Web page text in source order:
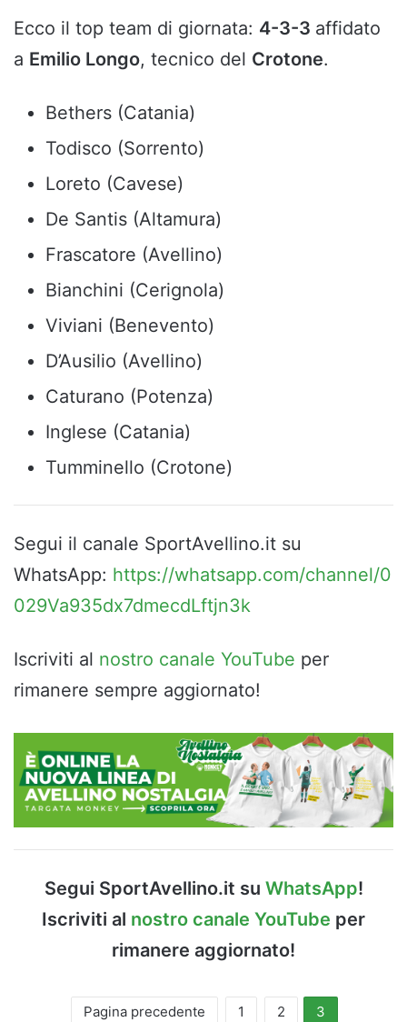
Ecco il top team di giornata: 4-3-3 affidato
a Emilio Longo, tecnico del Crotone.
Bethers (Catania)
Todisco (Sorrento)
Loreto (Cavese)
De Santis (Altamura)
Frascatore (Avellino)
Bianchini (Cerignola)
Viviani (Benevento)
D’Ausilio (Avellino)
Caturano (Potenza)
Inglese (Catania)
Tumminello (Crotone)
Segui il canale SportAvellino.it su
WhatsApp: https://whatsapp.com/channel/0
029Va935dx7dmecdLftjn3k
Iscriviti al nostro canale YouTube per
rimanere sempre aggiornato!
Segui SportAvellino.it su WhatsApp!
Iscriviti al nostro canale YouTube per
rimanere aggiornato!
Pagina precedente 1 2 3